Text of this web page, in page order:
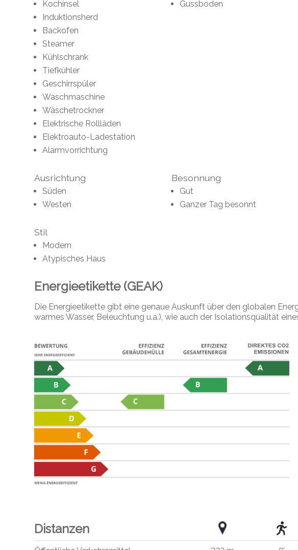
Kochinsel
Induktionsherd
Backofen
Steamer
Kühlschrank
Tiefkühler
Geschirrspüler
Waschmaschine
Wäschetrockner
Elektrische Rollläden
Elektroauto-Ladestation
Alarmvorrichtung
Gussboden
Ausrichtung
Süden
Westen
Besonnung
Gut
Ganzer Tag besonnt
Stil
Modern
Atypisches Haus
Energieetikette (GEAK)
Die Energieetikette gibt eine genaue Auskunft über den globalen
warmes Wasser, Beleuchtung u.a.), wie auch der Isolationsqualität
Distanzen